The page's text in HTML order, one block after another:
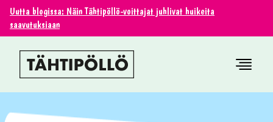
Uutta blogissa: Näin Tähtipöllö-voittajat juhlivat huikeita
saavutuksiaan